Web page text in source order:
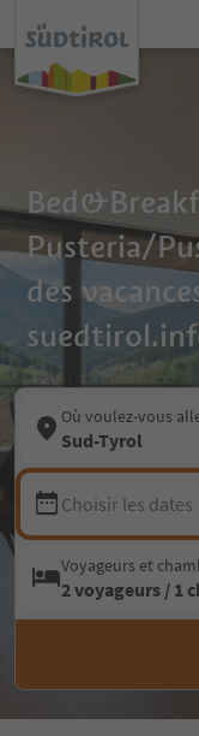
Pusteria/
des
Où voulez-vous
Sud-Tyrol
Choisir les dates
Voyageurs et
2 voyageurs / 1